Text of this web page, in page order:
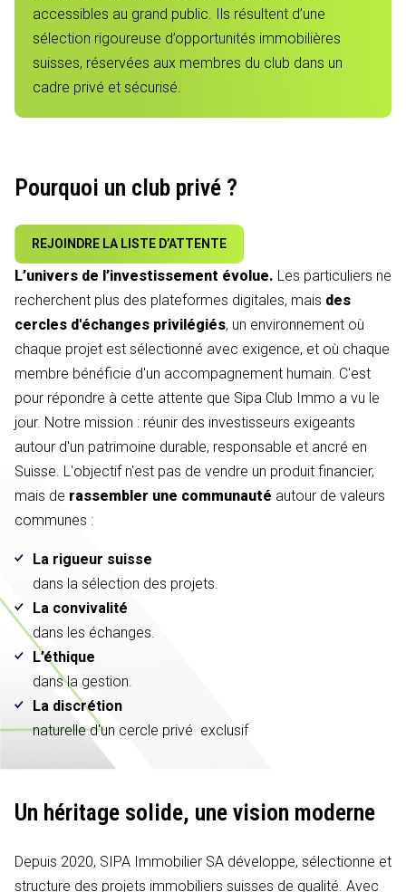
accessibles au grand public. Ils résultent d’une
sélection rigoureuse d’opportunités immobilières
suisses, réservées aux membres du club dans un
cadre privé et sécurisé.
Pourquoi un club privé ?
REJOINDRE LA LISTE D’ATTENTE
L’univers de l’investissement évolue. Les particuliers ne
recherchent plus des plateformes digitales, mais des
cercles d'échanges privilégiés, un environnement où
chaque projet est sélectionné avec exigence, et où chaque
membre bénéficie d'un accompagnement humain. C'est
pour répondre à cette attente que Sipa Club Immo a vu le
jour. Notre mission : réunir des investisseurs exigeants
autour d'un patrimoine durable, responsable et ancré en
Suisse. L'objectif n'est pas de vendre un produit financier,
mais de rassembler une communauté autour de valeurs
communes :
La rigueur suisse
dans la sélection des projets.
La convivalité
dans les échanges.
L’éthique
dans la gestion.
La discrétion
naturelle d'un cercle privé exclusif
Un héritage solide, une vision moderne
Depuis 2020, SIPA Immobilier SA développe, sélectionne et
structure des projets immobiliers suisses de qualité. Avec